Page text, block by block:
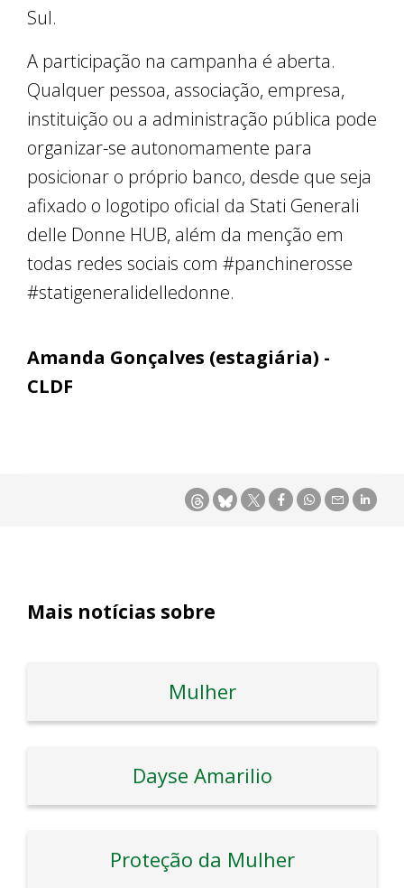
Sul.
A participação na campanha é aberta.
Qualquer pessoa, associação, empresa,
instituição ou a administração pública pode
organizar-se autonomamente para
posicionar o próprio banco, desde que seja
afixado ​​o logotipo oficial da Stati Generali
delle Donne HUB, além da menção em
todas redes sociais com #panchinerosse
#statigeneralidelledonne.
Amanda Gonçalves (estagiária) -
CLDF
Mais notícias sobre
Mulher
Dayse Amarilio
Proteção da Mulher